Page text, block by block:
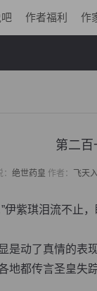
作者福利 作
第二百
绝世药皇 作者： 飞天
琪泪流不止，
动了真情的表
地都传言圣皇